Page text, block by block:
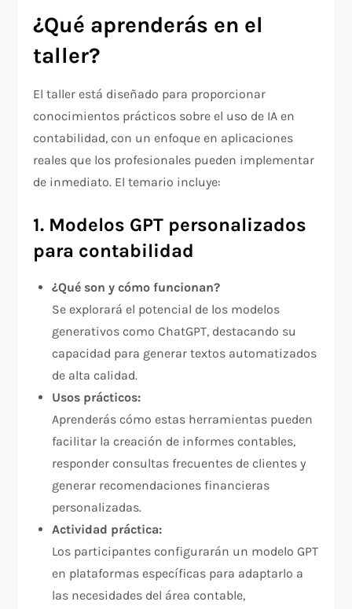
¿Qué aprenderás en el
taller?
El taller está diseñado para proporcionar
conocimientos prácticos sobre el uso de IA en
contabilidad, con un enfoque en aplicaciones
reales que los profesionales pueden implementar
de inmediato. El temario incluye:
1. Modelos GPT personalizados
para contabilidad
¿Qué son y cómo funcionan?
Se explorará el potencial de los modelos
generativos como ChatGPT, destacando su
capacidad para generar textos automatizados
de alta calidad.
Usos prácticos:
Aprenderás cómo estas herramientas pueden
facilitar la creación de informes contables,
responder consultas frecuentes de clientes y
generar recomendaciones financieras
personalizadas.
Actividad práctica:
Los participantes configurarán un modelo GPT
en plataformas específicas para adaptarlo a
las necesidades del área contable,